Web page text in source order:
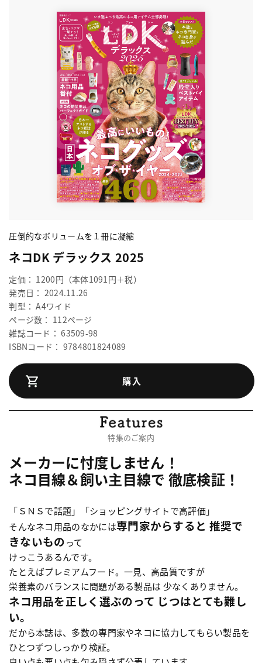
圧倒的なボリュームを１冊に凝縮
ネコDK デラックス 2025
定価： 1200円（本体1091円＋税）
発売日： 2024.11.26
判型： A4ワイド
ページ数： 112ページ
雑誌コード： 63509-98
ISBNコード： 9784801824089
購入
特集のご案内
メーカーに忖度しません！
ネコ目線＆飼い主目線で 徹底検証！
「ＳＮＳで話題」「ショッピングサイトで高評価」
そんなネコ用品のなかには専門家からすると 推奨で
きないものって
けっこうあるんです。
たとえばプレミアムフード。一見、高品質ですが
栄養素のバランスに問題がある製品は 少なくありません。
ネコ用品を正しく選ぶのって じつはとても難し
い。
だから本誌は、多数の専門家やネコに協力してもらい製品を
ひとつずつしっかり検証。